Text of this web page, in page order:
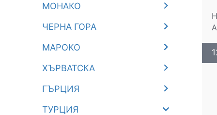
МОНАКО
ЧЕРНА ГОРА
МАРОКО
ХЪРВАТСКА
ГЪРЦИЯ
ТУРЦИЯ